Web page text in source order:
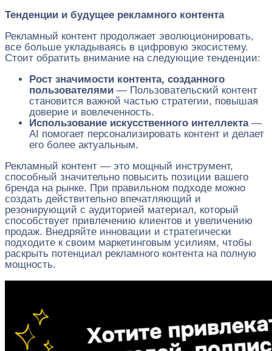
Тенденции и будущее рекламного контента
Рекламный контент продолжает эволюционировать,
все больше укладываясь в цифровую экосистему.
Стоит обратить внимание на следующие тенденции:
Рост значимости контента, созданного
пользователями — Пользовательский контент
становится важной частью стратегии, повышая
доверие и вовлеченность.
Использование искусственного интеллекта—
AI помогает персонализировать контент и делает
его более актуальным.
Рекламный контент — это мощный инструмент,
способный значительно повысить позиции вашего
бренда на рынке. При правильном подходе можно
создать действительно впечатляющий и
резонирующий с аудиторией материал, который
способствует привлечению клиентов и увеличению
продаж. Внедряйте инновации и стратегически
подходите к своим маркетинговым усилиям, чтобы
раскрыть потенциал рекламного контента на полную
мощность.